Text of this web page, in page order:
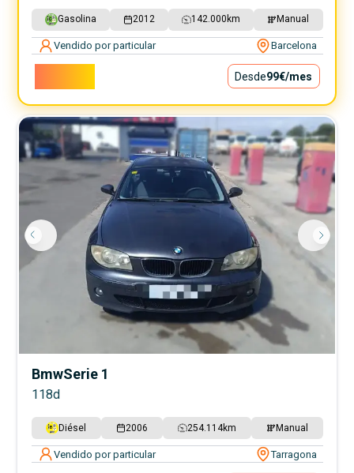
Gasolina 2012 142.000 km Manual
Vendido por particular Barcelona
Desde99€/mes
BmwSerie 1
118d
Diésel 2006 254.114km Manual
Vendido por particular Tarragona